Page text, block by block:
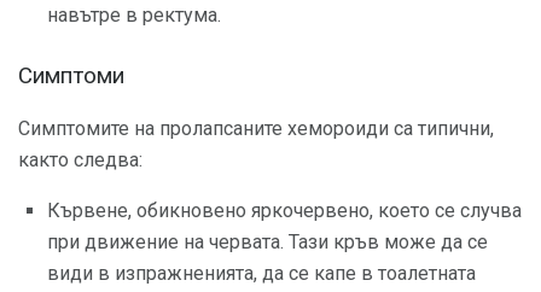
навътре в ректума.
Симптоми
Симптомите на пролапсаните хемороиди са типични,
както следва:
Кървене, обикновено яркочервено, което се случва
при движение на червата. Тази кръв може да се
види в изпражненията, да се капе в тоалетната